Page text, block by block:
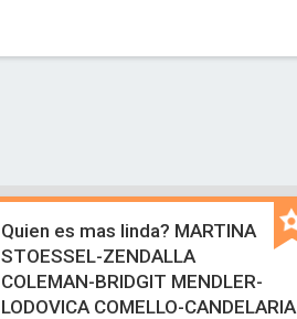
Quien es mas linda? MARTINA
STOESSEL-ZENDALLA
COLEMAN-BRIDGIT MENDLER-
LODOVICA COMELLO-CANDELARIA